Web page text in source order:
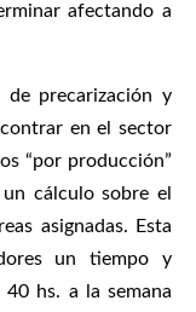
afectando a
de precarización y
en el sector
“por producción”
cálculo sobre el
asignadas. Esta
un tiempo y
40 hs. a la semana